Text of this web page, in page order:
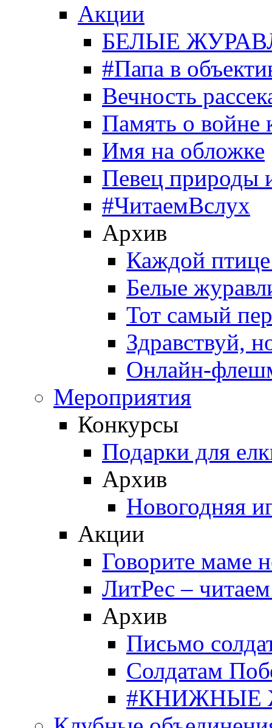
Акции
БЕЛЫЕ
#Папа в
Вечность
Память о войне
Имя на обложке
Певец природы
#ЧитаемВслух
Архив
Каждой
Белые
Тот самый
Здравствуй,
Онлайн-
Мероприятия
Конкурсы
Подарки для
Архив
Новогодняя
Акции
Говорите маме
ЛитРес –
Архив
Письмо
Солдатам
#КНИЖНЫЕ